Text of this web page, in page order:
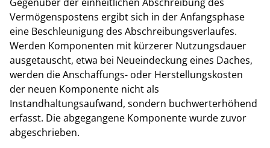
Vermögenspostens ergibt sich in der Anfangsphase
eine Beschleunigung des Abschreibungsverlaufes.
Werden Komponenten mit kürzerer Nutzungsdauer
ausgetauscht, etwa bei Neueindeckung eines Daches,
werden die Anschaffungs- oder Herstellungskosten
der neuen Komponente nicht als
Instandhaltungsaufwand, sondern buchwerterhöhend
erfasst. Die abgegangene Komponente wurde zuvor
abgeschrieben.